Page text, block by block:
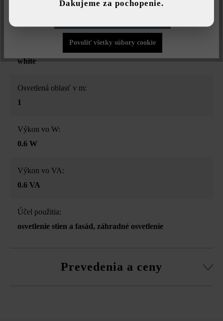
Druh produktu:
white
Osvetlená oblasť v m:
1
Výkon vo W:
0.6 W
Výkon vo VA:
0.6 VA
Účel použitia:
osvetlenie stien a fasád, záhradné osvetlenie
Prevedenia a ceny
Povoliť všetky súbory cookie
Ďakujeme za pochopenie.